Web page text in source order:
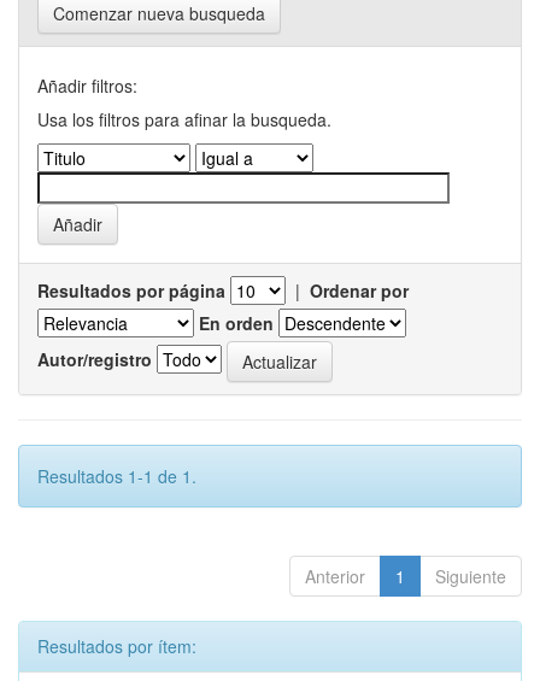
Comenzar nueva busqueda
Añadir filtros:
Usa los filtros para afinar la busqueda.
Resultados por página | Ordenar por
En orden
Autor/registro
Resultados 1-1 de 1.
Anterior 1 Siguiente
Resultados por ítem: